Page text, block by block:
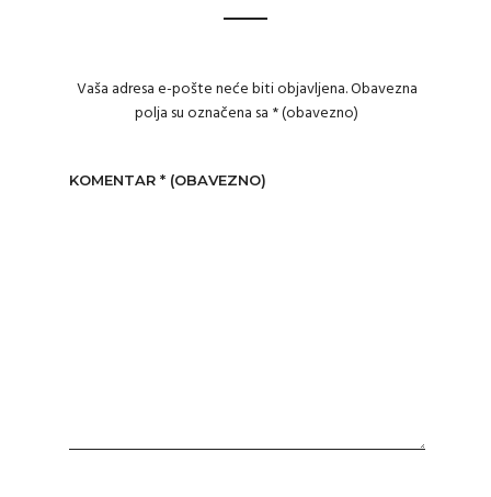
Vaša adresa e-pošte neće biti objavljena.Obavezna
polja su označena sa * (obavezno)
KOMENTAR * (OBAVEZNO)